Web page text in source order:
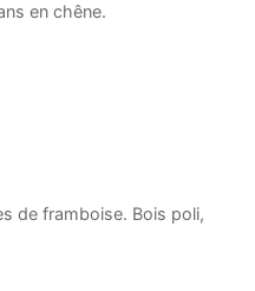
en chêne.
de framboise. Bois poli,